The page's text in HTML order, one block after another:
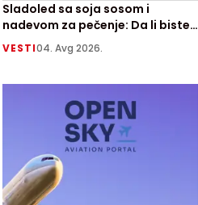
Sladoled sa soja sosom i
nadevom za pečenje: Da li biste
probali ove letnje hitove?
VESTI04. Avg 2026.